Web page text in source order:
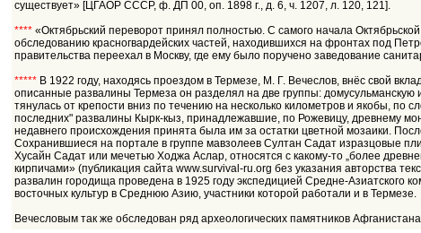
существует» [ЦГАОР СССР, ф. ДП 00, оп. 1898 г., д. 6, ч. 1207, л. 120, 121].
**** «Октябрьский переворот принял полностью. С самого начала
обследованию красногвардейских частей, находившихся на фронтах под
правительства переехал в Москву, где ему было поручено заведование
***** В 1922 году, находясь проездом в Термезе, М. Г. Вечеслов, внёс свой
описанные развалины Термеза он разделял на две группы:
тянулась от крепости вниз по течению на несколько километров и якобы, по
последних" развалины Кырк-кыз, принадлежавшие, по Рожевицу, древнему
недавнего происхождения принята была им за остатки цветной мозаики.
Сохранившиеся на портале в группе мавзолеев Султан Садат изразцовые
Хусайн Садат или мечетью Ходжа Аслар, относятся с какому-то „более
кирпичами» (публикация сайта www.survival-ru.org без указания авторства
развалин городища проведена в 1925 году экспедицией Средне-Азиатского
восточных культур в Среднюю Азию, участники которой работали и в Термезе.
Вечесловым так же обследован ряд археологических памятников